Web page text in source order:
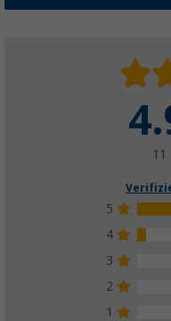
11
5
4
3
2
1